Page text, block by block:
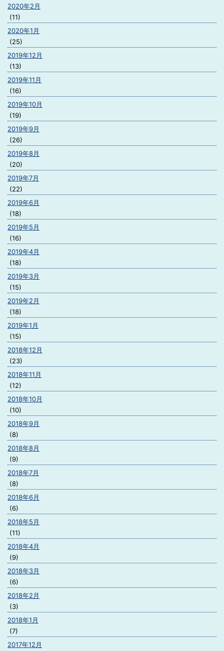
2020年2月
(11)
2020年1月
(25)
2019年12月
(13)
2019年11月
(16)
2019年10月
(19)
2019年9月
(26)
2019年8月
(20)
2019年7月
(22)
2019年6月
(18)
2019年5月
(16)
2019年4月
(18)
2019年3月
(15)
2019年2月
(18)
2019年1月
(15)
2018年12月
(23)
2018年11月
(12)
2018年10月
(10)
2018年9月
(8)
2018年8月
(9)
2018年7月
(8)
2018年6月
(6)
2018年5月
(11)
2018年4月
(9)
2018年3月
(6)
2018年2月
(3)
2018年1月
(7)
2017年12月